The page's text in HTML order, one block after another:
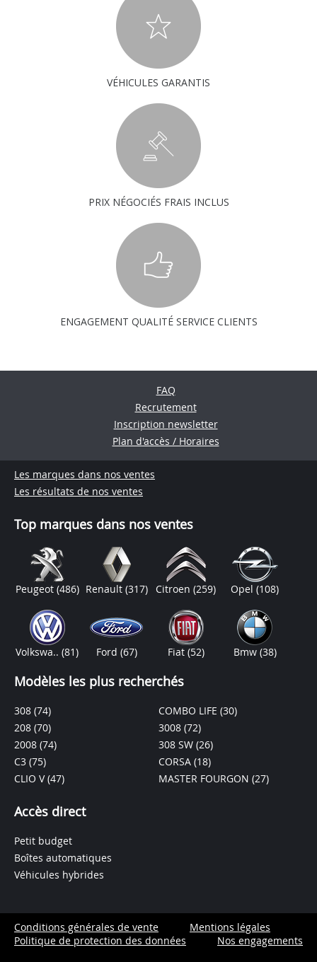
VÉHICULES GARANTIS
PRIX NÉGOCIÉS FRAIS INCLUS
ENGAGEMENT QUALITÉ SERVICE CLIENTS
FAQ
Recrutement
Inscription newsletter
Plan d'accès / Horaires
Les marques dans nos ventes
Les résultats de nos ventes
Top marques dans nos ventes
Peugeot (486) Renault (317) Citroen(259) Opel(108)
Volkswa..(81) Ford (67) Fiat (52) Bmw (38)
Modèles les plus recherchés
308 (74)
208 (70)
2008 (74)
C3 (75)
CLIO V(47)
COMBO LIFE (30)
3008 (72)
308 SW (26)
CORSA (18)
MASTER FOURGON (27)
Accès direct
Petit budget
Boîtes automatiques
Véhicules hybrides
Conditions générales de vente
Mentions légales
Politique de protection des données
Nos engagements